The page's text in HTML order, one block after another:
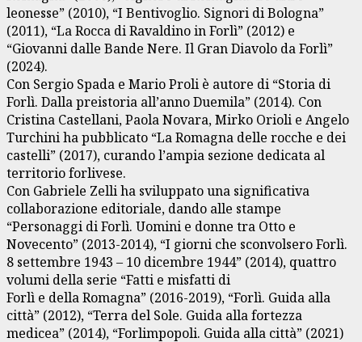
leonesse” (2010), “I Bentivoglio. Signori di Bologna”
(2011), “La Rocca di Ravaldino in Forlì” (2012) e
“Giovanni dalle Bande Nere. Il Gran Diavolo da Forlì”
(2024).
Con Sergio Spada e Mario Proli è autore di “Storia di
Forlì. Dalla preistoria all’anno Duemila” (2014). Con
Cristina Castellani, Paola Novara, Mirko Orioli e Angelo
Turchini ha pubblicato “La Romagna delle rocche e dei
castelli” (2017), curando l’ampia sezione dedicata al
territorio forlivese.
Con Gabriele Zelli ha sviluppato una significativa
collaborazione editoriale, dando alle stampe
“Personaggi di Forlì. Uomini e donne tra Otto e
Novecento” (2013-2014), “I giorni che sconvolsero Forlì.
8 settembre 1943 – 10 dicembre 1944” (2014), quattro
volumi della serie “Fatti e misfatti di
Forlì e della Romagna” (2016-2019), “Forlì. Guida alla
città” (2012), “Terra del Sole. Guida alla fortezza
medicea” (2014), “Forlimpopoli. Guida alla città” (2021)